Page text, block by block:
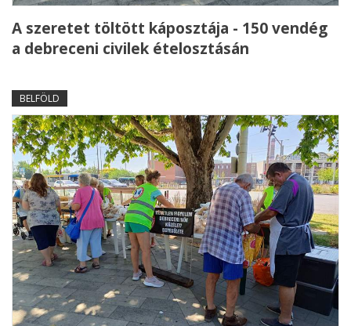
A szeretet töltött káposztája - 150 vendég
a debreceni civilek ételosztásán
BELFÖLD